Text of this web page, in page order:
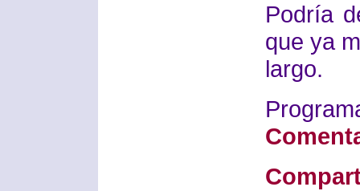
Podría
que ya
largo.